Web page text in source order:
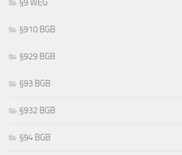
§9 WEG
§910 BGB
§929 BGB
§93 BGB
§932 BGB
§94 BGB